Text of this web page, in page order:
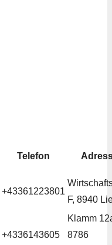
Telefon
+43361223801
F, 8940
+4336143605
Klamm
8786